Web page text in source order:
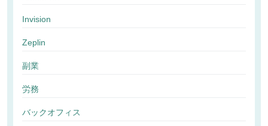
Invision
Zeplin
副業
労務
バックオフィス